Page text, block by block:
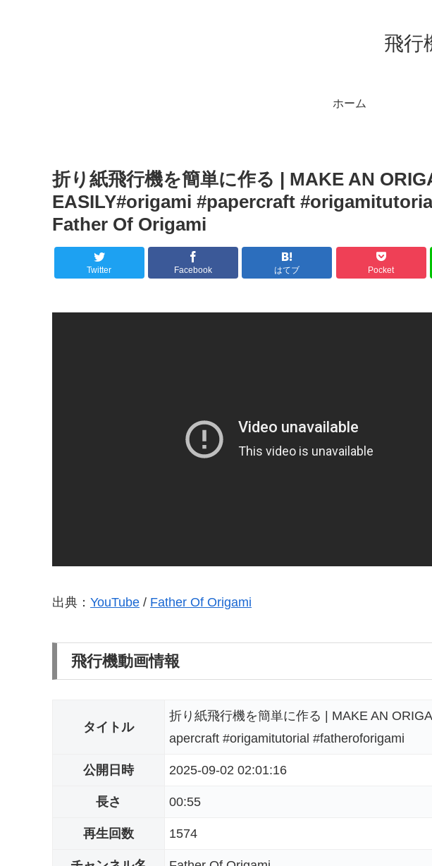
飛行
ホーム
折り紙飛行機を簡単に作る | MAKE AN
EASILY#origami #papercraft
Father Of Origami
Twitter Facebook はてブ Pocket
出典： YouTube / Father Of Origami
飛行機動画情報
タイトル
折り紙飛行機を簡単に作る | MAKE AN
apercraft #origamitutorial #fatheroforigami
公開日時 2025-09-02 02:01:16
長さ 00:55
再生回数 1574